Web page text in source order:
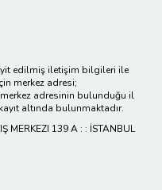
edilmiş iletişim bilgileri ile
merkez adresi;
adresinin bulunduğu il
altında bulunmaktadır.
MERKEZI 139 A : : İSTANBUL